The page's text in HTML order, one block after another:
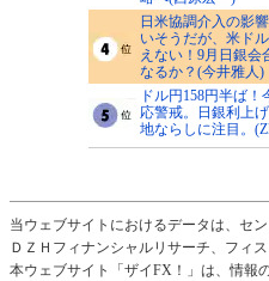
日米協調介入の影
いそうだが、米ド
えない！9月日銀会
なるか？(今井雅人)
ドル円158円半ば
応警戒。日銀利上
地ならしに注目。
当ウェブサイトにおけるデータは、セ
ＤＺＨフィナンシャルリサーチ、フィ
本ウェブサイト「ザイFX！」は、情報